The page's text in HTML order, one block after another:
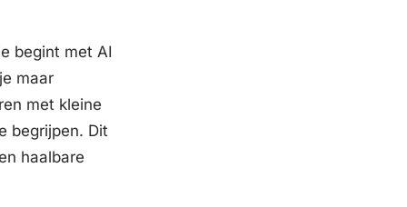
begint met AI
maar
met kleine
begrijpen. Dit
haalbare